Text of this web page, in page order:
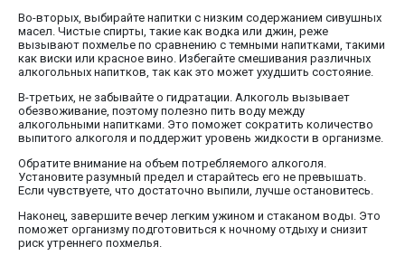
Во-вторых, выбирайте напитки с низким содержанием сивушных
масел. Чистые спирты, такие как водка или джин, реже
вызывают похмелье по сравнению с темными напитками, такими
как виски или красное вино. Избегайте смешивания различных
алкогольных напитков, так как это может ухудшить состояние.
В-третьих, не забывайте о гидратации. Алкоголь вызывает
обезвоживание, поэтому полезно пить воду между
алкогольными напитками. Это поможет сократить количество
выпитого алкоголя и поддержит уровень жидкости в организме.
Обратите внимание на объем потребляемого алкоголя.
Установите разумный предел и старайтесь его не превышать.
Если чувствуете, что достаточно выпили, лучше остановитесь.
Наконец, завершите вечер легким ужином и стаканом воды. Это
поможет организму подготовиться к ночному отдыху и снизит
риск утреннего похмелья.